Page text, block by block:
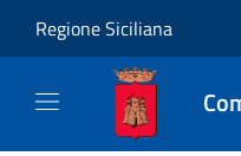
Regione Siciliana